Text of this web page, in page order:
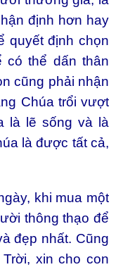
định hơn hay
quyết định chọn
có thể dấn thân
cũng phải nhận
Chúa trổi vượt
là lẽ sống và là
là được tất cả,
khi mua một
thông thạo để
đẹp nhất. Cũng
xin cho con